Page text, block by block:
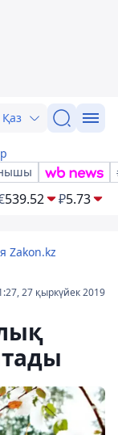
Қаз
539.52 ₽5.73
Zakon.kz
27 қыркүйек 2019